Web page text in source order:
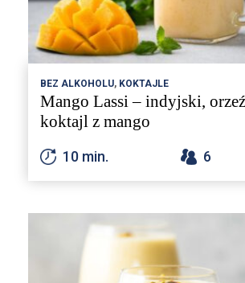
BEZ ALKOHOLU, KOKTAJLE
Mango Lassi – indyjski,
koktajl z mango
10 min. 6